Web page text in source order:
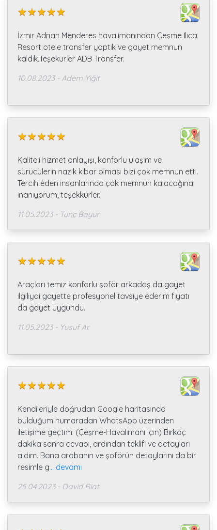
İzmir Adnan Menderes havalimanından Çeşme Ilıca
Resort otele transfer yaptik ve gayet memnun
kaldık.Teşekürler ADB Transfer.
10.08.2023 - Adem Yiğit
Kaliteli hizmet anlayışı, konforlu ulaşım ve
sürücülerin nazik kibar olması bizi çok memnun etti.
Tercih eden insanlarında çok memnun kalacağına
inanıyorum, teşekkürler.
11.05.2023 - Tunç Bayur
Araçları temiz konforlu şoför arkadaş da gayet
ilgiliydi gayette profesyonel tavsiye ederim fiyatı
da gayet uygundu.
11.05.2023 - Yusuf Ar
Kendileriyle doğrudan Google haritasında
bulduğum numaradan WhatsApp üzerinden
iletişime geçtim. (Çeşme-Havalimanı için) Birkaç
dakika sonra cevabı, ardından teklifi ve detayları
aldım. Bana arabanın ve şoförün detaylarını da bir
resimle g... devamı
25.04.2023 - David Riat